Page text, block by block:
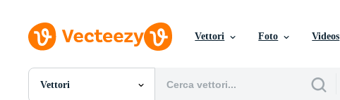
Vettori Foto Videos
Vettori